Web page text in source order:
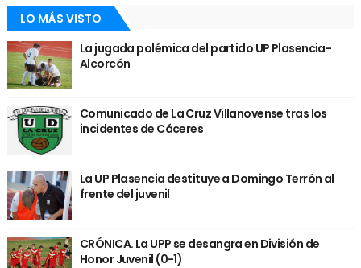
LO MÁS VISTO
La jugada polémica del partido UP Plasencia-
Alcorcón
Comunicado de La Cruz Villanovense tras los
incidentes de Cáceres
La UP Plasencia destituye a Domingo Terrón al
frente del juvenil
CRÓNICA. La UPP se desangra en División de
Honor Juvenil (0-1)